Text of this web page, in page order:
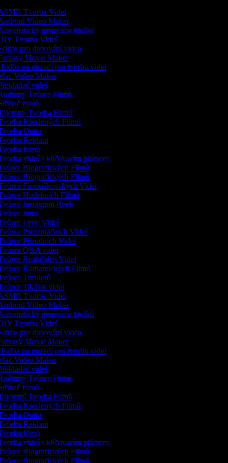
Tvorba Videí
Video Maker
generátor titulků
Tvorba Videí
pro dabování videa
Movie Maker
na pozadí pro tvorbu videí
Video Maker
videí
Tvůrce Filmů
filmů
Tvorba Filmů
Kreslených Filmů
Outra
Reklam
filmů
videí s klíčovacím plátnem
Biografických Filmů
Biografických Filmů
Fanouškovských Videí
Hudebních Filmů
Instagram Reels
Intra
Lyric Videí
Prezentačních Videí
Přírodních Videí
Q&A videí
Reakčních Videí
Romantických Filmů
Thrillerů
TikTok videí
Tvorba Videí
Video Maker
generátor titulků
Tvorba Videí
pro dabování videa
Movie Maker
na pozadí pro tvorbu videí
Video Maker
videí
Tvůrce Filmů
filmů
Tvorba Filmů
Kreslených Filmů
Outra
Reklam
filmů
videí s klíčovacím plátnem
Biografických Filmů
Biografických Filmů